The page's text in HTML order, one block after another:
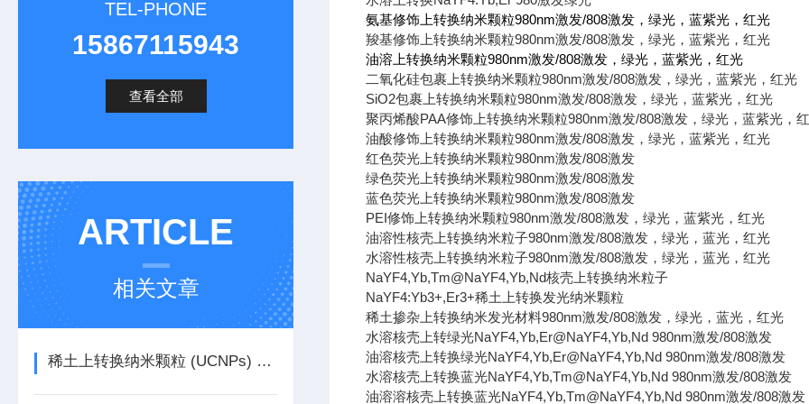
TEL-PHONE
15867115943
查看全部
ARTICLE
相关文章
稀土上转换纳米颗粒 (UCNPs) 荧光寿命影响因素
氨基修饰上转换纳米颗粒980nm激发/808激发，绿光，蓝紫光，红光
羧基修饰上转换纳米颗粒980nm激发/808激发，绿光，蓝紫光，红光
油溶上转换纳米颗粒980nm激发/808激发，绿光，蓝紫光，红光
二氧化硅包裹上转换纳米颗粒980nm激发/808激发，绿光，蓝紫光，红光
SiO2包裹上转换纳米颗粒980nm激发/808激发，绿光，蓝紫光，红光
聚丙烯酸PAA修饰上转换纳米颗粒980nm激发/808激发，绿光，蓝紫光，
油酸修饰上转换纳米颗粒980nm激发/808激发，绿光，蓝紫光，红光
红色荧光上转换纳米颗粒980nm激发/808激发
绿色荧光上转换纳米颗粒980nm激发/808激发
蓝色荧光上转换纳米颗粒980nm激发/808激发
PEI修饰上转换纳米颗粒980nm激发/808激发，绿光，蓝紫光，红光
油溶性核壳上转换纳米粒子980nm激发/808激发，绿光，蓝光，红光
水溶性核壳上转换纳米粒子980nm激发/808激发，绿光 ，蓝光，红光
NaYF4,Yb,Tm@NaYF4,Yb,Nd核壳上转换纳米粒子
NaYF4:Yb3+,Er3+稀土上转换发光纳米颗粒
稀土掺杂上转换纳米发光材料980nm激发/808激发，绿光，蓝光，红光
水溶核壳上转绿光NaYF4,Yb,Er@NaYF4,Yb,Nd 980nm激发/808激发
油溶核壳上转换绿光NaYF4,Yb,Er@NaYF4,Yb,Nd 980nm激发/808激发
水溶核壳上转换蓝光NaYF4,Yb,Tm@NaYF4,Yb,Nd 980nm激发/808激发
油溶溶核壳上转换蓝光NaYF4,Yb,Tm@NaYF4,Yb,Nd 980nm激发/808激发